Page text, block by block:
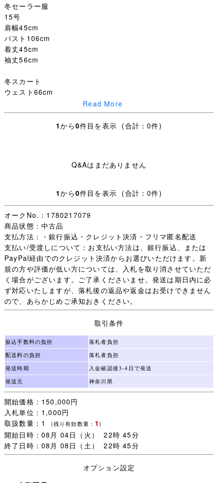
冬セーラー服
15号
肩幅45cm
バスト106cm
着丈45cm
袖丈56cm
冬スカート
ウェスト66cm
スカーフ 毛100%
素人による採寸のため、多少の誤差がある場合がございま
す。ご了承ください。通学使用に伴う傷みや汚れなどがあ
ります、ご了承のうえ入札をお願いします。
☆発送時、中身が見えないように梱包します。
発送はヤマト運輸にて対応可能です。局留めや営業所留め
も承ります。
☆お支払いは48時間以内にお願いいたします。
なお、発送後の返品や返金はお受けできませんので、あら
かじめご了承ください。
評価の件について：衣類のサイズに関して厳しいご意見を
ら、できる限りサイズや状況を正確にお伝えするよう努め
ております。何卒ご理解いただけますと幸いです。
Read More
1から0件目を表示 (合計：0件)
Q&Aはまだありません
1から0件目を表示 (合計：0件)
オークNo.：1780217079
商品状態：中古品
支払方法：・銀行振込・クレジット決済・フリマ匿名配送
支払い/受渡しについて：お支払い方法は、銀行振込、または
PayPal経由でのクレジット決済からお選びいただけます。新
規の方や評価が低い方については、入札を取り消させていただ
く場合がございます。ご了承くださいませ。発送は期日内に必
ず対応いたしますが、落札後の返品や返金はお受けできません
ので、あらかじめご承知おきください。
取引条件
振込手数料の負担 落札者負担
配送料の負担 落札者負担
発送時期 入金確認後3-4日で発送
発送元 神奈川県
開始価格：150,000円
入札単位：1,000円
取扱数量：1
(残り有効数量： 1)
開始日時：08月 04日（火） 22時 45分
終了日時：08月 08日（土） 22時 45分
オプション設定